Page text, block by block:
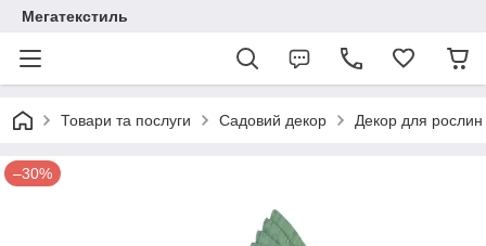
Мегатекстиль
Товари та послуги Садовий декор Декор для рослин
–30%